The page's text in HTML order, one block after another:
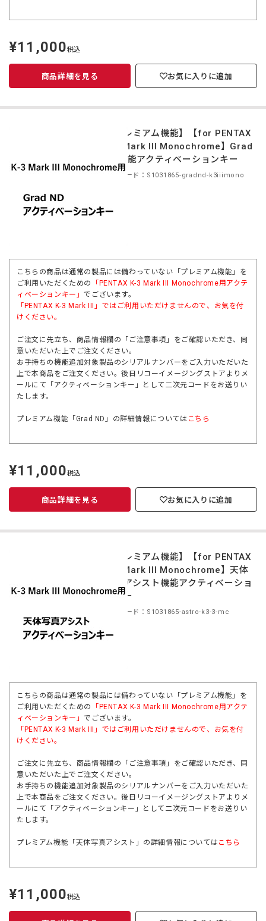
定
価
¥11,000税込
商品詳細を見る お気に入りに追加
【プレミアム機能】【for PENTAX
K-3 Mark III Monochrome】Grad
ND機能アクティベーションキー
商品コード：S1031865-gradnd-k3iiimono
こちらの商品は通常の製品には備わっていない「プレミアム機能」を
ご利用いただくための
「PENTAX K-3 Mark III Monochrome用アクテ
ィベーションキー」でございます。
「 PENTAX K-3 Mark III
」ではご利用いただけませんので、お気を付
けください。
ご注文に先立ち、商品情報欄の「ご注意事項」をご確認いただき、同
意いただいた上でご注文ください。
お手持ちの機能追加対象製品のシリアルナンバーをご入力いただいた
上で本商品をご注文ください。後日リコーイメージングストアよりメ
ールにて「アクティベーションキー」として二次元コードをお送りい
たします。
プレミアム機能「Grad ND」の詳細情報については こちら
定
価
¥11,000税込
商品詳細を見る お気に入りに追加
【プレミアム機能】【for PENTAX
K-3 Mark III Monochrome】天体
写真アシスト機能アクティベーショ
ンキー
商品コード：S1031865-astro-k3-3-mc
こちらの商品は通常の製品には備わっていない「プレミアム機能」を
ご利用いただくための
「PENTAX K-3 Mark III Monochrome用アクテ
ィベーションキー」でございます。
「 PENTAX K-3 Mark III
」ではご利用いただけませんので、お気を付
けください。
ご注文に先立ち、商品情報欄の「ご注意事項」をご確認いただき、同
意いただいた上でご注文ください。
お手持ちの機能追加対象製品のシリアルナンバーをご入力いただいた
上で本商品をご注文ください。後日リコーイメージングストアよりメ
ールにて「アクティベーションキー」として二次元コードをお送りい
たします。
プレミアム機能「天体写真アシスト」の詳細情報についてはこちら
定
価
¥11,000税込